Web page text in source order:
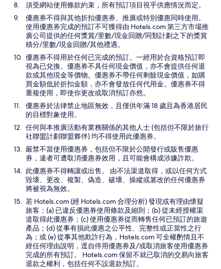
須受網站使用條款約束，所有預訂項目視乎供應情況而定。
優惠券不得與其他折扣優惠券、推廣或特別優惠同時使用。
使用優惠券完成的預訂不可獲得由 Hotels.com 第三方市場推
廣公司提供的任何獎賞/里數/現金回贈/同類計劃之下的獎賞
積分/里數/現金回贈/其他禮遇。
優惠券不得用於任何已完成的預訂。一經用於合資格預訂即
視為已兌換。優惠券不具任何現金價值，亦不會提供任何退
款或其他現金等價物。優惠券不帶任何剩餘現金價值，如購
買金額低於折扣金額，亦不會發放任何代用金。優惠券不得
重複使用，即使你更改或取消預訂亦然。
優惠券於法律禁止地區無效，且僅供年滿 18 歲且為香港居民
的目標對象使用。
任何與本推廣活動有業務關係的其他人士 (包括但不限於旅行
社聯盟計劃聯盟夥伴) 均不得使用此優惠券。
嚴禁不當使用優惠券，包括但不限於公開發行或販售優惠
券，違者可遭取消優惠券效用，且可能會構成涉嫌詐欺。
此優惠券不得轉讓或出售。 由不法渠道取得，或以任何方式
毀壞、更改、複製、偽造、破壞、操縱或篡改的任何優惠券
將被視為無效。
若 Hotels.com (經 Hotels.com 合理分析) 發現或有理由懷疑
旅客：(a) 已違反優惠券使用條款及細則；(b) 從未經授權渠
道取得此優惠券；(c) 使用優惠券從而轉售任何已預訂的旅遊
產品；(d) 從事有損此優惠之公平性、完整性或正當性之行
為；或 (e) 從事其他欺詐行為，Hotels.com 可全權酌情且不
經任何理由說明，逕自停用優惠券及/或取消旅客使用優惠券
完成的所有預訂。 Hotels.com 保留不就已取消的交易向旅客
退款之權利，包括任何不設退款預訂。